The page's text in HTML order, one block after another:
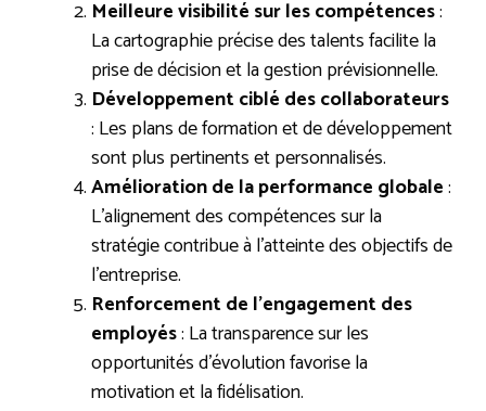
Meilleure visibilité sur les compétences:
La cartographie précise des talents facilite la
prise de décision et la gestion prévisionnelle.
Développement ciblé des collaborateurs
: Les plans de formation et de développement
sont plus pertinents et personnalisés.
Amélioration de la performance globale:
L’alignement des compétences sur la
stratégie contribue à l’atteinte des objectifs de
l’entreprise.
Renforcement de l’engagement des
employés: La transparence sur les
opportunités d’évolution favorise la
motivation et la fidélisation.